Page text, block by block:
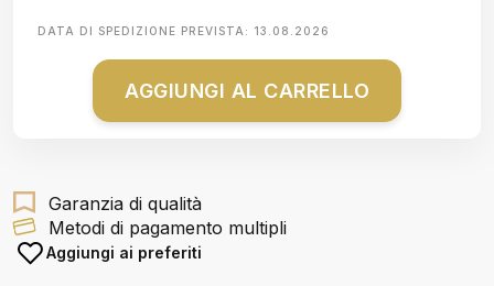
DATA DI SPEDIZIONE PREVISTA: 13.08.2026
AGGIUNGI AL CARRELLO
Garanzia di qualità
Metodi di pagamento multipli
Aggiungi ai preferiti